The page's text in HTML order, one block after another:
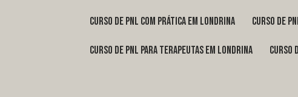
curso de pnl com prática em Londrina curso de
curso de pnl para terapeutas em Londrina curso